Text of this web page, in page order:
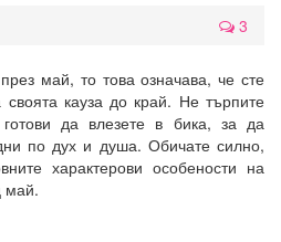
3
май, то това означава, че сте
кауза до край. Не търпите
да влезете в бика, за да
по дух и душа. Обичате силно,
характерови особености на
май.